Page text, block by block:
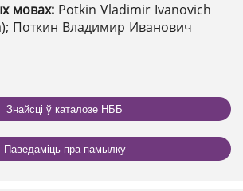
мовах: Potkin Vladimir Ivanovich
Поткин Владимир Иванович
Знайсці ў каталозе НББ
Паведаміць пра памылку